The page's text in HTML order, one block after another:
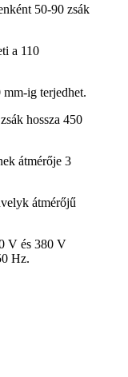
50-90 zsák
a 110
mm-ig terjedhet.
hossza 450
átmérője 3
átmérőjű
V és 380 V
Hz.